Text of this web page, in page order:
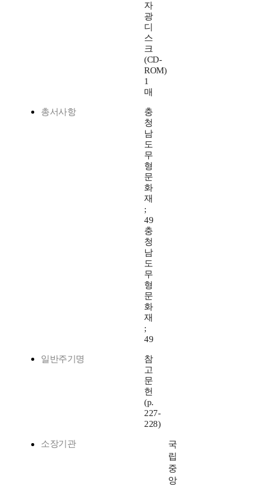
자
광
디
스
크
(CD-
ROM)
1
매
총서사항
충
청
남
도
무
형
문
화
재
;
49
충
청
남
도
무
형
문
화
재
;
49
일반주기명
참
고
문
헌
(p.
227-
228)
소장기관
국
립
중
앙